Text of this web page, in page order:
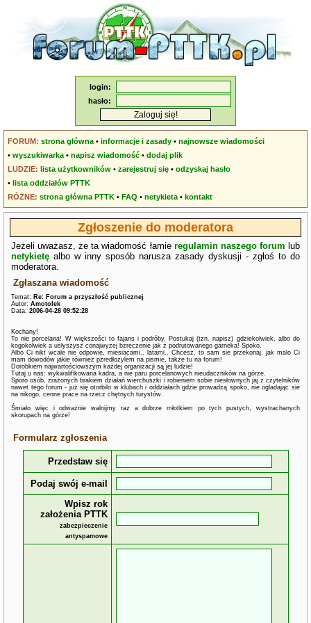
login:
hasło:
FORUM: strona główna •informacje i zasady •najnowsze wiadomości
•wyszukiwarka •napisz wiadomość •dodaj plik
LUDZIE: lista użytkowników •zarejestruj się •odzyskaj hasło
•lista oddziałów PTTK
RÓŻNE: strona główna PTTK •FAQ •netykieta •kontakt
Zgłoszenie do moderatora
Jeżeli uważasz, że ta wiadomość łamie regulamin naszego forum lub
netykietę albo w inny sposób narusza zasady dyskusji - zgłoś to do
moderatora.
Zgłaszana wiadomość
Temat: Re: Forum a przyszłość publicznej
Autor:Amotolek
Data:2006-04-28 09:52:28
Kochany!
To nie porcelana! W większości to fajans i podróby. Postukaj (tzn. napisz) gdziekolwiek, albo do
kogokolwiek a usłyszysz conajwyzej bzreczenie jak z podrutowanego garneka! Spoko.
Albo Ci nikt wcale nie odpowie, miesiacami.. latami.. Chcesz, to sam sie przekonaj, jak malo Ci
mam dowodów jakie również pzredłożylem na pismie, także tu na forum!
Dorobkiem najwartościowszym każdej organizacji są jej ludzie!
Tutaj u nas: wykwalifikowana kadra, a nie paru porcelanowych nieudaczników na górze.
Sporo osób, zrażonych brakiem działań wierchuszki i robieniem sobie niesłownych jaj z czytelników
nawet tego forum - już się otorbilo w klubach i oddziałach gdzie prowadzą spoko, nie ogladając sie
na nikogo, cenne prace na rzecz chętnych turystów.
Śmiało więc i odważnie walnijmy raz a dobrze młotkiem po tych pustych, wystrachanych
skorupach na górze!
Formularz zgłoszenia
Przedstaw się
Podaj swój e-mail
Wpisz rok
założenia PTTK
zabezpieczenie
antyspamowe